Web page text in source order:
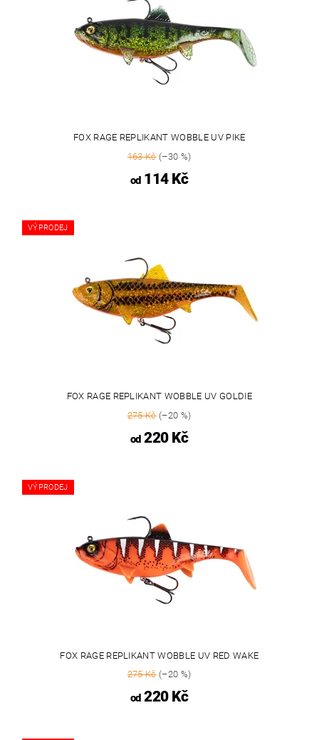
FOX RAGE REPLIKANT WOBBLE UV PIKE
163 Kč(–30 %)
od114 Kč
VÝPRODEJ
FOX RAGE REPLIKANT WOBBLE UV GOLDIE
275 Kč(–20 %)
od220 Kč
VÝPRODEJ
FOX RAGE REPLIKANT WOBBLE UV RED WAKE
275 Kč(–20 %)
od220 Kč